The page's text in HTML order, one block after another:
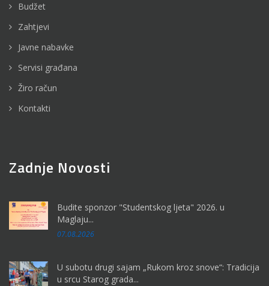
Budžet
Zahtjevi
Javne nabavke
Servisi građana
Žiro račun
Kontakti
Zadnje Novosti
Budite sponzor "Studentskog ljeta" 2026. u
Maglaju...
07.08.2026
U subotu drugi sajam „Rukom kroz snove“: Tradicija
u srcu Starog grada...